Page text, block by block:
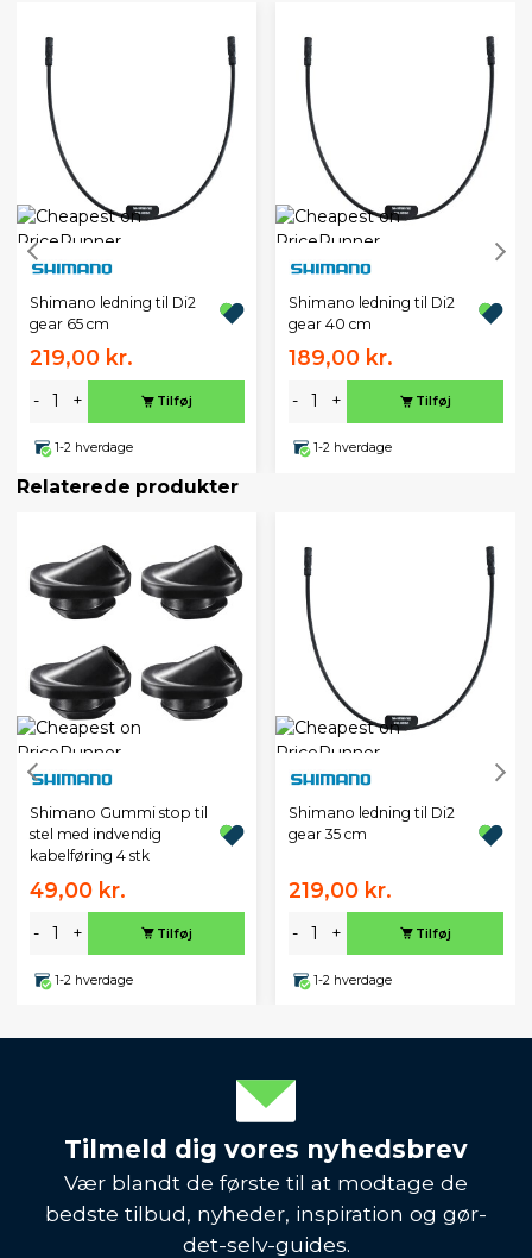
Shimano ledning til Di2
gear 65 cm
219,00 kr.
- + Tilføj
1-2 hverdage
Shimano ledning til Di2
gear 40 cm
189,00 kr.
- + Tilføj
1-2 hverdage
Relaterede produkter
Shimano Gummi stop til
stel med indvendig
kabelføring 4 stk
49,00 kr.
- + Tilføj
1-2 hverdage
Shimano ledning til Di2
gear 35 cm
219,00 kr.
- + Tilføj
1-2 hverdage
Tilmeld dig vores nyhedsbrev
Vær blandt de første til at modtage de
bedste tilbud, nyheder, inspiration og gør-
det-selv-guides.